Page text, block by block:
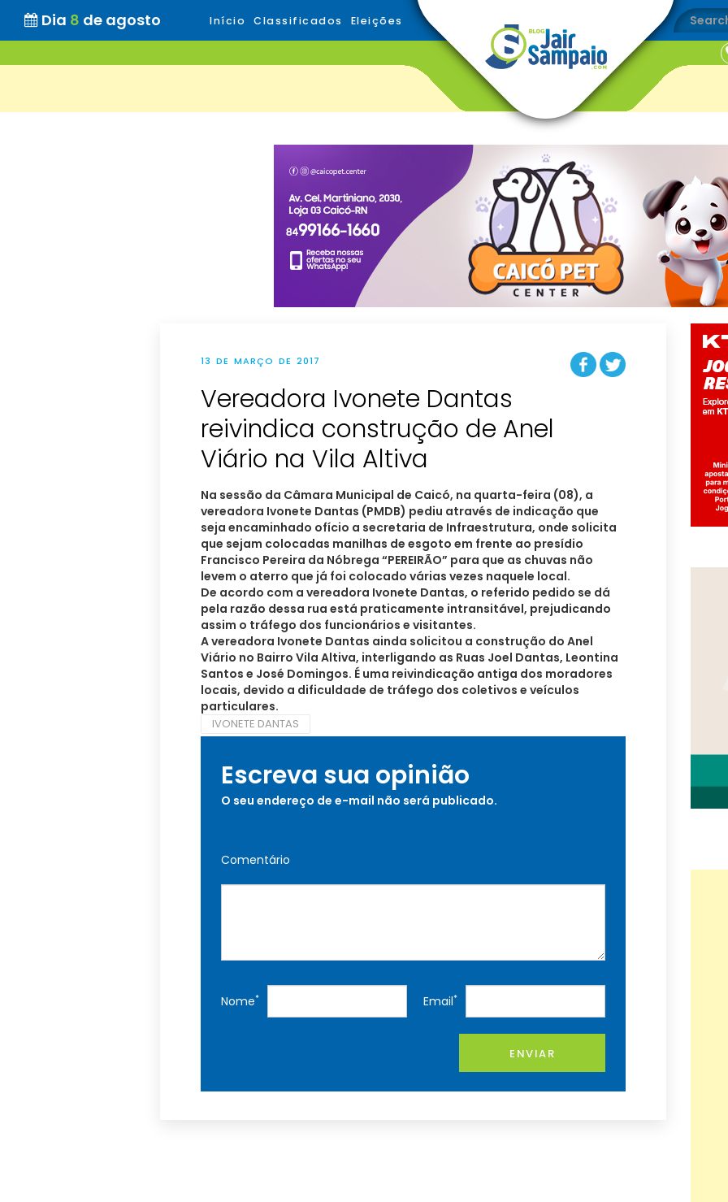
Dia 8 de agosto Início Classificados Eleições
13 DE MARÇO DE 2017
Vereadora Ivonete Dantas
reivindica construção de Anel
Viário na Vila Altiva
Na sessão da Câmara Municipal de Caicó, na quarta-feira (08), a
vereadora Ivonete Dantas (PMDB) pediu através de indicação que
seja encaminhado ofício a secretaria de Infraestrutura, onde solicita
que sejam colocadas manilhas de esgoto em frente ao presídio
Francisco Pereira da Nóbrega “PEREIRÃO” para que as chuvas não
levem o aterro que já foi colocado várias vezes naquele local.
De acordo com a vereadora Ivonete Dantas, o referido pedido se dá
pela razão dessa rua está praticamente intransitável, prejudicando
assim o tráfego dos funcionários e visitantes.
A vereadora Ivonete Dantas ainda solicitou a construção do Anel
Viário no Bairro Vila Altiva, interligando as Ruas Joel Dantas, Leontina
Santos e José Domingos. É uma reivindicação antiga dos moradores
locais, devido a dificuldade de tráfego dos coletivos e veículos
particulares.
IVONETE DANTAS
Escreva sua opinião
O seu endereço de e-mail não será publicado.
Comentário
Nome* Email*
ENVIAR